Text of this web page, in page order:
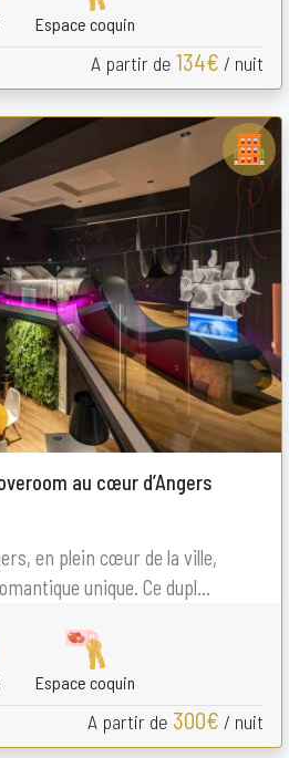
Espace coquin
A partir de 134€ / nuit
au cœur d’Angers
en plein cœur de la ville,
unique. Ce dupl...
Espace coquin
A partir de 300€ / nuit